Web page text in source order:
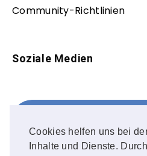
Cookies helfen uns bei
Inhalte und Dienste.
Community-Richtlinien
Soziale Medien
FOLLOW ME!